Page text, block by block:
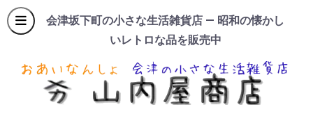
会津坂下町の小さな生活雑貨店 — 昭和の懐かし
いレトロな品を販売中